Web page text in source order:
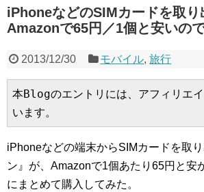
iPhoneなどのSIMカードを取り
Amazonで65円／1個と安いの
2013/12/30 モバイル,旅行
本Blogのエントリには、アフィリエ
います。
iPhoneなどの端末からSIMカードを取
ン』が、Amazonで1個あたり65円と安
にまとめて購入してみた。